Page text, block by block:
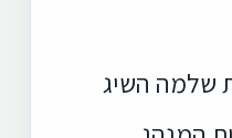
שלמה השיג